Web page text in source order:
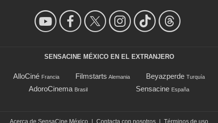
SENSACINE MÉXICO EN EL EXTRANJERO
AlloCiné Francia Filmstarts Alemania Beyazperde Turquía
AdoroCinema Brasil Sensacine España